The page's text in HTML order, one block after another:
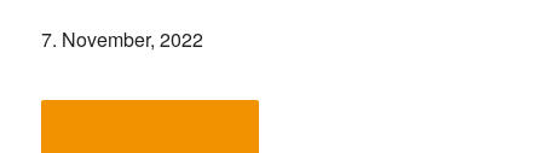
7. November, 2022